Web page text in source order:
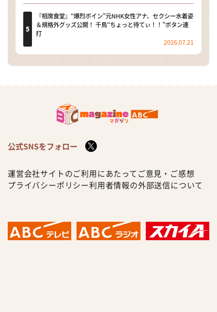
『相席食堂』“爆烈ボイン”元NHK女性アナ、セクシー水着姿
＆規格外グッズ公開！ 千鳥“ちょっと待てぃ！！”ボタン連
打
2026.07.21
公式SNSをフォロー
運営会社サイトのご利用にあたって ご意見・ご感想
プライバシーポリシー利用者情報の外部送信について